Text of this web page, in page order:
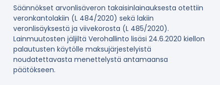
Säännökset arvonlisäveron takaisinlainauksesta otettiin
veronkantolakiin (L 484/2020) sekä lakiin
veronlisäyksestä ja viivekorosta (L 485/2020).
Lainmuutosten jäljiltä Verohallinto lisäsi 24.6.2020 kiellon
palautusten käytölle maksujärjestelyistä
noudatettavasta menettelystä antamaansa
päätökseen.